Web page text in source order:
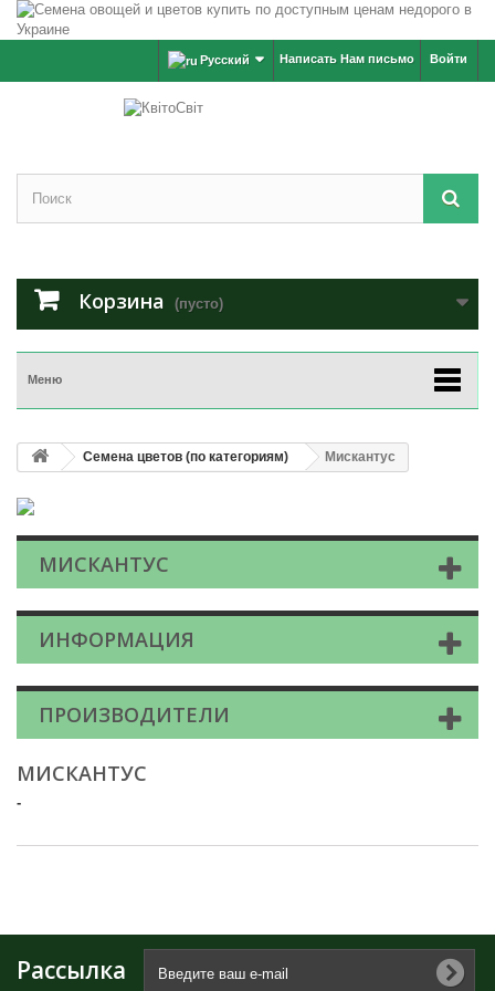
Войти
Написать Нам письмо
Русский
Корзина (пусто)
Меню
Семена цветов (по категориям) Мискантус
МИСКАНТУС
ИНФОРМАЦИЯ
ПРОИЗВОДИТЕЛИ
МИСКАНТУС
-
Рассылка